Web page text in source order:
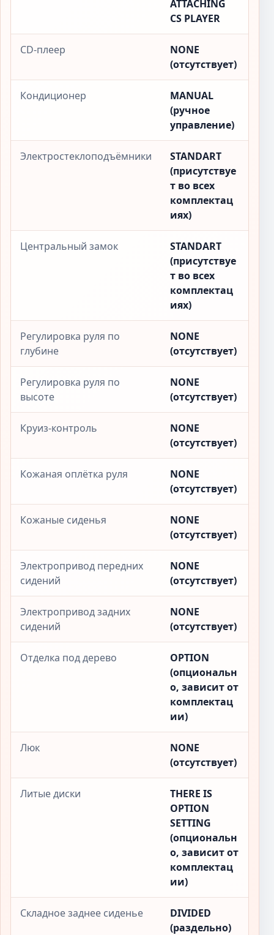
ATTACHING
CS PLAYER
CD-плеер
NONE
(отсутствует)
Кондиционер
MANUAL
(ручное
управление)
Электростеклоподъёмники
STANDART
(присутствуе
т во всех
комплектац
иях)
Центральный замок
STANDART
(присутствуе
т во всех
комплектац
иях)
Регулировка руля по
глубине
NONE
(отсутствует)
Регулировка руля по
высоте
NONE
(отсутствует)
Круиз-контроль
NONE
(отсутствует)
Кожаная оплётка руля
NONE
(отсутствует)
Кожаные сиденья
NONE
(отсутствует)
Электропривод передних
сидений
NONE
(отсутствует)
Электропривод задних
сидений
NONE
(отсутствует)
Отделка под дерево
OPTION
(опциональн
о, зависит от
комплектац
ии)
Люк
NONE
(отсутствует)
Литые диски
THERE IS
OPTION
SETTING
(опциональн
о, зависит от
комплектац
ии)
Складное заднее сиденье
DIVIDED
(раздельно)